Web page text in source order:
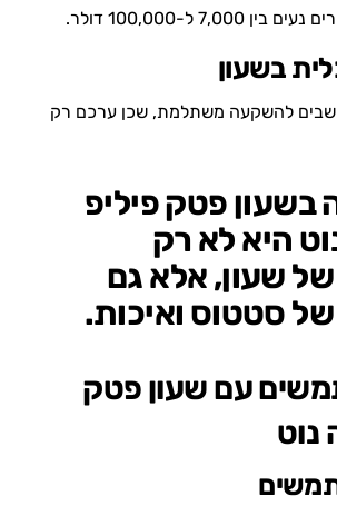
בין 7,000 ל-100,000 דולר.
בשעון
להשקעה משתלמת, שכן ערכם רק
פטק פיליפ
היא לא רק
שעון, אלא גם
סטטוס ואיכות.
עם שעון פטק
נוט